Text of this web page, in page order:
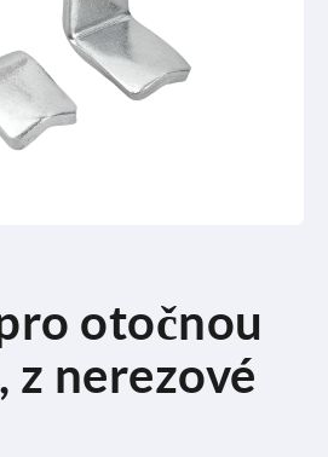
otočnou
z nerezové